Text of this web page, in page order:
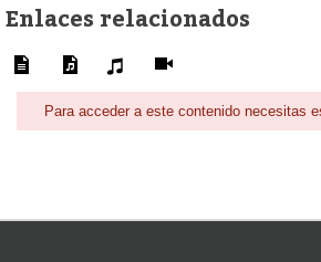
Enlaces relacionados
Para acceder a este contenido necesitas